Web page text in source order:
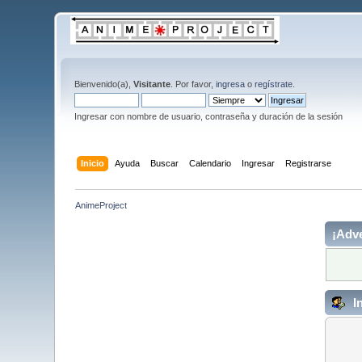
Bienvenido(a),Visitante . Por favor,ingresa oregístrate
Ingresar con nombre de usuario, contraseña y duración de la sesión
Inicio Ayuda Buscar Calendario Ingresar Registrarse
AnimeProject